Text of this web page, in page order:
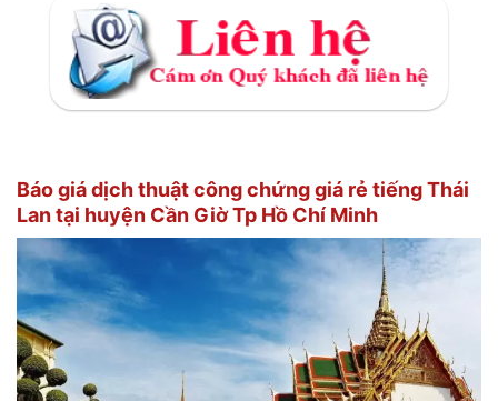
Báo giá dịch thuật công chứng giá rẻ tiếng Thái
Lan tại huyện Cần Giờ Tp Hồ Chí Minh